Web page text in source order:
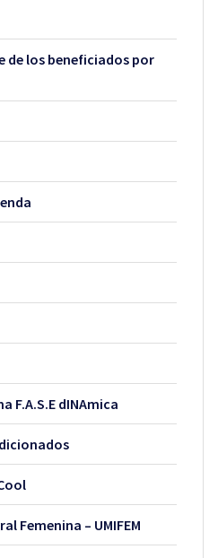
de los beneficiados por
F.A.S.E dINAmica
Femenina – UMIFEM